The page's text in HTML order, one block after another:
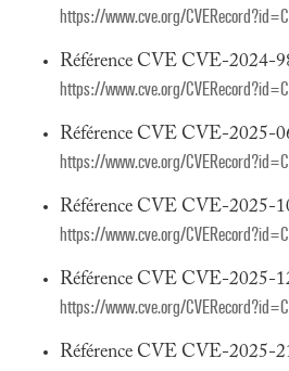
https://www.cve.org/
Référence CVE CVE-2024-
https://www.cve.org/
Référence CVE CVE-2025-
https://www.cve.org/
Référence CVE CVE-2025-
https://www.cve.org/
Référence CVE CVE-2025-
https://www.cve.org/
Référence CVE CVE-2025-